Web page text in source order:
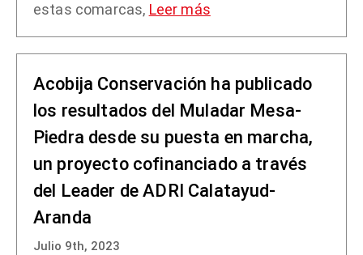
estas comarcas, Leer más
Acobija Conservación ha publicado
los resultados del Muladar Mesa-
Piedra desde su puesta en marcha,
un proyecto cofinanciado a través
del Leader de ADRI Calatayud-
Aranda
Julio 9th, 2023